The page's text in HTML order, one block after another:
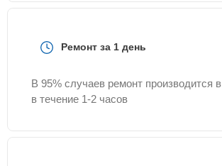
Ремонт за 1 день
В 95% случаев ремонт производится
в течение 1-2 часов